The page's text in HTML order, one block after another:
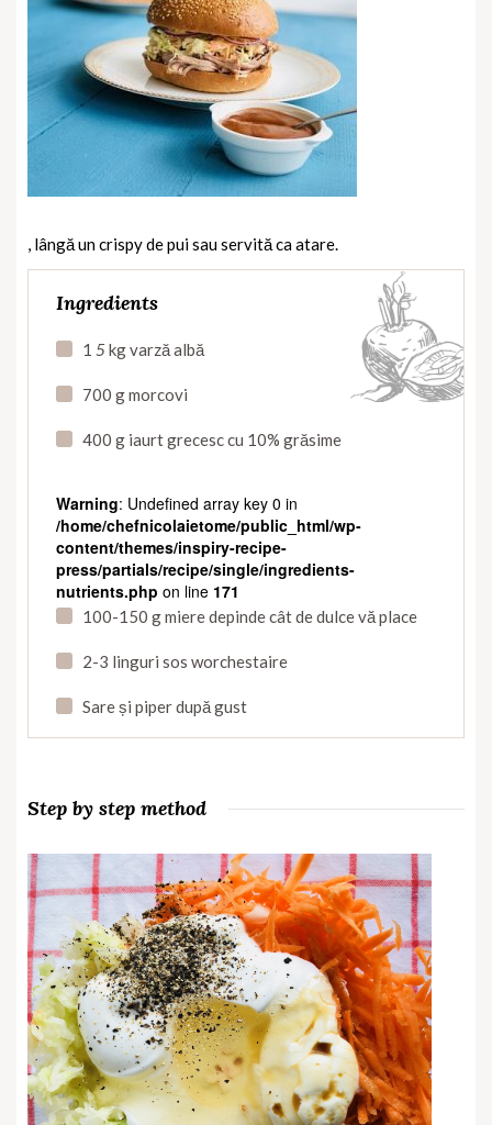
, lângă un crispy de pui sau servită ca atare.
Ingredients
1 5 kg varză albă
700 g morcovi
400 g iaurt grecesc cu 10% grăsime
Warning: Undefined array key 0 in
/home/chefnicolaietome/public_html/wp-
content/themes/inspiry-recipe-
press/partials/recipe/single/ingredients-
nutrients.php on line 171
100-150 g miere depinde cât de dulce vă place
2-3 linguri sos worchestaire
Sare și piper după gust
Step by step method